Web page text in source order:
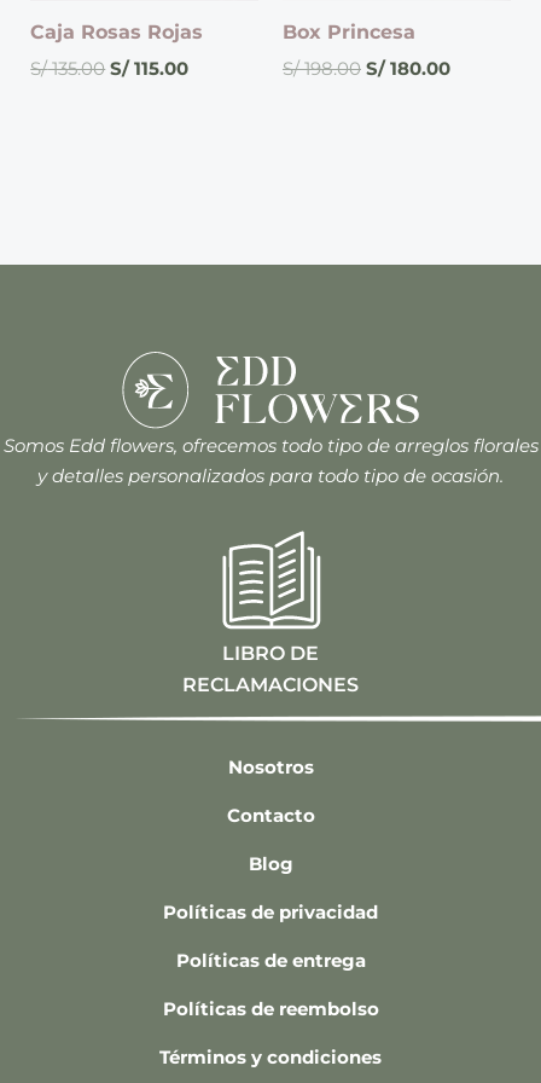
Caja Rosas Rojas
S/135.00 S/115.00
Box Princesa
S/198.00 S/180.00
Somos Edd flowers, ofrecemos todo tipo de arreglos florales
y detalles personalizados para todo tipo de ocasión.
LIBRO DE
RECLAMACIONES
Nosotros
Contacto
Blog
Políticas de privacidad
Políticas de entrega
Políticas de reembolso
Términos y condiciones